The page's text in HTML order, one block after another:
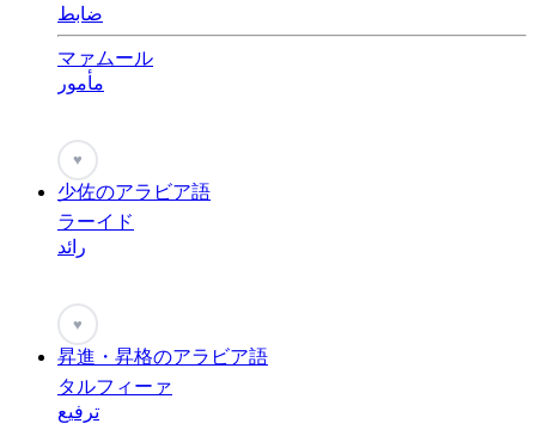
ضابط
マァムール
مأمور
♥
少佐のアラビア語
ラーイド
رائد
♥
昇進・昇格のアラビア語
タルフィーァ
ترفيع